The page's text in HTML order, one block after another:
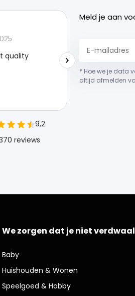
Meld je aan
* Hoe we je data
altijd afmelden
We zorgen dat je niet verdwaal
Baby
Huishouden & Wonen
Speelgoed & Hobby